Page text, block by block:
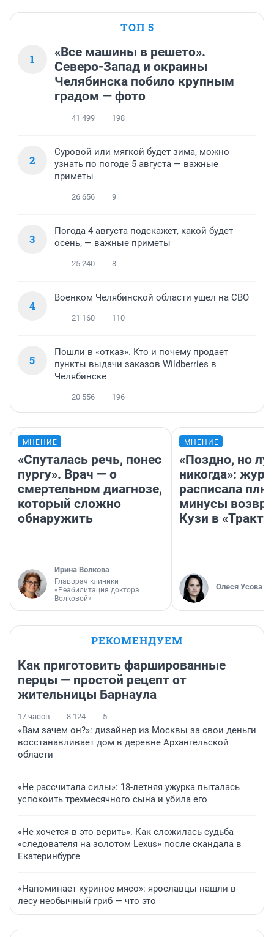
ТОП 5
1
«Все машины в решето».
Северо-Запад и окраины
Челябинска побило крупным
градом — фото
41 499 198
2
Суровой или мягкой будет зима, можно
узнать по погоде 5 августа — важные
приметы
26 656 9
3
Погода 4 августа подскажет, какой будет
осень, — важные приметы
25 240 8
4
Военком Челябинской области ушел на СВО
21 160 110
5
Пошли в «отказ». Кто и почему продает
пункты выдачи заказов Wildberries в
Челябинске
20 556 196
МНЕНИЕ
«Спуталась речь, понес
пургу». Врач — о
смертельном диагнозе,
который сложно
обнаружить
Ирина Волкова
Главврач клиники
«Реабилитация доктора
Волковой»
МНЕНИЕ
«Поздно, но
никогда»:
расписала
минусы
Кузи в
Олеся Усова
РЕКОМЕНДУЕМ
Как приготовить фаршированные
перцы — простой рецепт от
жительницы Барнаула
17 часов 8 124 5
«Вам зачем он?»: дизайнер из Москвы за свои деньги
восстанавливает дом в деревне Архангельской
области
«Не рассчитала силы»: 18-летняя ужурка пыталась
успокоить трехмесячного сына и убила его
«Не хочется в это верить». Как сложилась судьба
«следователя на золотом Lexus» после скандала в
Екатеринбурге
«Напоминает куриное мясо»: ярославцы нашли в
лесу необычный гриб — что это